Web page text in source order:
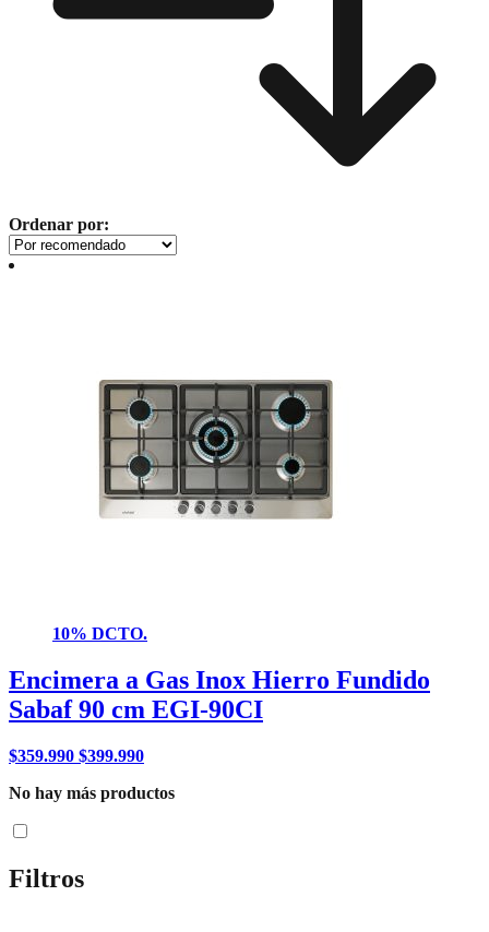
Ordenar por:
10% DCTO.
Encimera a Gas Inox Hierro Fundido
Sabaf 90 cm EGI-90CI
$359.990 $399.990
No hay más productos
Filtros